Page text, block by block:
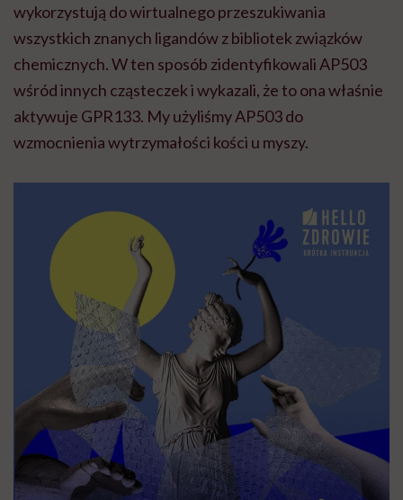
wykorzystują do wirtualnego przeszukiwania
wszystkich znanych ligandów z bibliotek związków
chemicznych. W ten sposób zidentyfikowali AP503
wśród innych cząsteczek i wykazali, że to ona właśnie
aktywuje GPR133. My użyliśmy AP503 do
wzmocnienia wytrzymałości kości u myszy.